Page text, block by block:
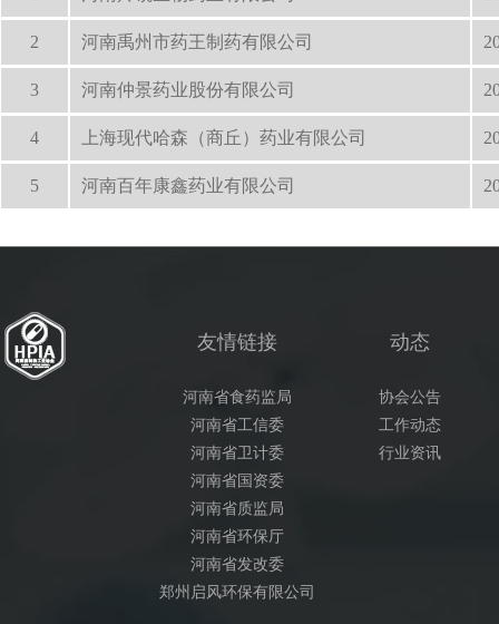
2 河南禹州市药王制药有限公司
3 河南仲景药业股份有限公司
4 上海现代哈森（商丘）药业有限公司
5 河南百年康鑫药业有限公司
友情链接
河南省食药监局
河南省工信委
河南省卫计委
河南省国资委
河南省质监局
河南省环保厅
河南省发改委
郑州启风环保有限公司
动态
协会公告
工作动态
行业资讯